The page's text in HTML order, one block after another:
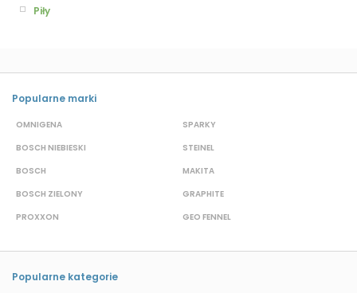
Piły
Popularne marki
OMNIGENA
BOSCH NIEBIESKI
BOSCH
BOSCH ZIELONY
PROXXON
SPARKY
STEINEL
MAKITA
GRAPHITE
GEO FENNEL
Popularne kategorie